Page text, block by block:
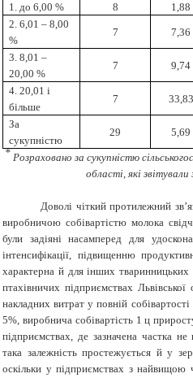
1. до 6,00 % 8 1,88
2. 6,01 – 8,00
%
7 7,36
3. 8,01 –
20,00 %
7 9,74
4. 20,01 і
більше
7 33,83
За
сукупністю
29 5,69
* Розраховано за сукупністю
області, які
Доволі чіткий протилежний
виробничою собівартістю молока
були задіяні насамперед для
інтенсифікації, підвищенню
характерна й для інших
птахівничих підприємствах
накладних витрат у повній собівартості
5%, виробнича собівартість 1 ц
підприємствах, де зазначена частка
така залежність простежується й у
оскільки у підприємствах з найвищою